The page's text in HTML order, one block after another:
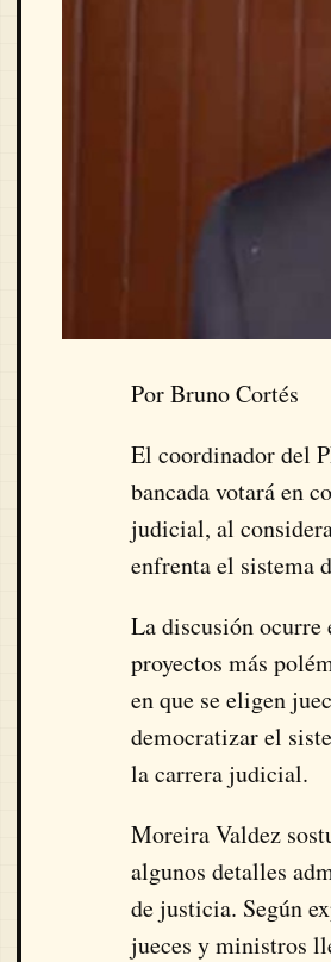
Por Bruno Cortés
El coordinador del
bancada votará en
judicial, al
enfrenta el sistema
La discusión ocurre
proyectos más
en que se eligen
democratizar el
la carrera judicial.
Moreira Valdez
algunos detalles
de justicia. Según
jueces y ministros